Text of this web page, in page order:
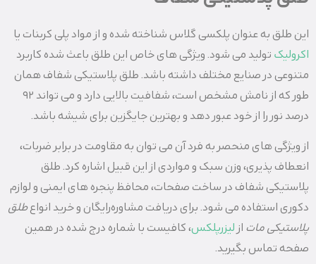
این طلق به عنوان پلکسی گلاس شناخته شده و از مواد پلی کربنات یا
اکرولیک تولید می‌ شود. ویژگی‌ های خاص این طلق باعث شده کاربرد
متنوعی در صنایع مختلف داشته باشد. طلق پلاستیکی شفاف همان
طور که از نامش مشخص است، شفافیت بالایی دارد و می تواند ۹۲
درصد نور را از خود عبور دهد و بهترین جایگزین برای شیشه باشد.
از ویژگی‌ های منحصر به فرد آن می‌ توان به مقاومت در برابر ضربات،
انعطاف پذیری، وزن سبک و مواردی از این قبیل اشاره کرد. طلق
پلاستیکی شفاف در ساخت صفحات، محافظ پنجره های ایمنی و لوازم
دکوری استفاده می‌ شود. برای دریافت مشاوره رایگان و خرید انواعطلق
پلاستیکی مات از لیزرپلکس، کافیست با شماره درج شده در همین
صفحه تماس بگیرید.